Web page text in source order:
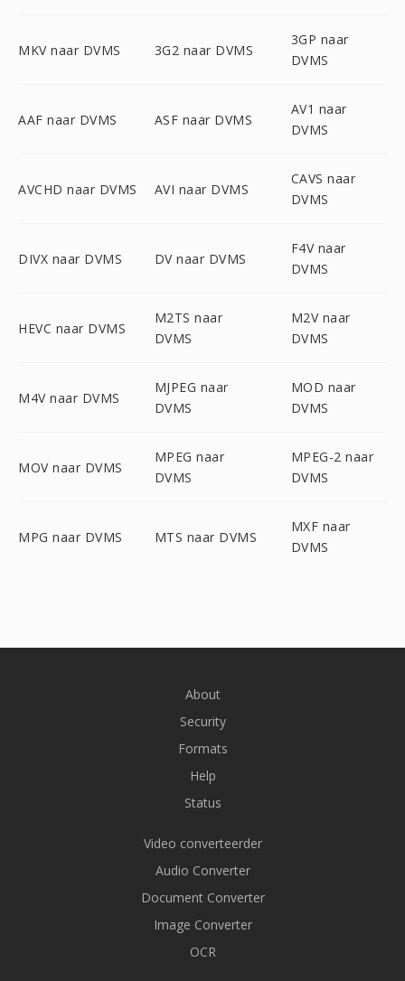
MKV naar DVMS 3G2 naar DVMS
3GP naar
DVMS
AAF naar DVMS ASF naar DVMS
AV1 naar
DVMS
AVCHD naar DVMS AVI naar DVMS
CAVS naar
DVMS
DIVX naar DVMS DV naar DVMS
F4V naar
DVMS
HEVC naar DVMS
M2TS naar
DVMS
M2V naar
DVMS
M4V naar DVMS
MJPEG naar
DVMS
MOD naar
DVMS
MOV naar DVMS
MPEG naar
DVMS
MPEG-2 naar
DVMS
MPG naar DVMS MTS naar DVMS
MXF naar
DVMS
About
Security
Formats
Help
Status
Video converteerder
Audio Converter
Document Converter
Image Converter
OCR